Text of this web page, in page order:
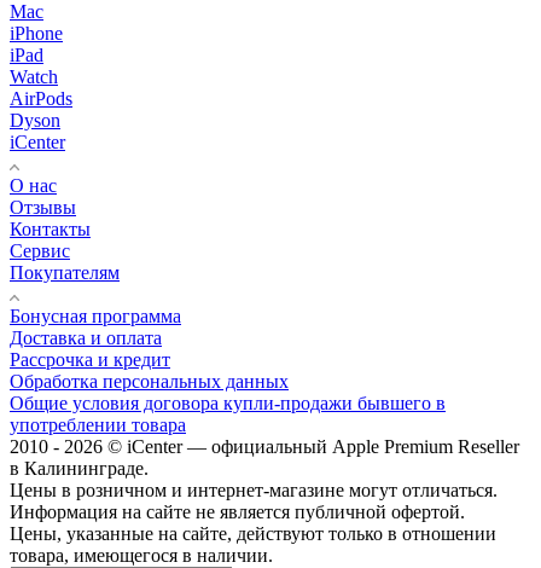
Mac
iPhone
iPad
Watch
AirPods
Dyson
iCenter
О нас
Отзывы
Контакты
Сервис
Покупателям
Бонусная программа
Доставка и оплата
Рассрочка и кредит
Обработка персональных данных
Общие условия договора купли-продажи бывшего в
употреблении товара
2010 - 2026 © iCenter — официальный Apple Premium Reseller
в Калининграде.
Цены в розничном и интернет-магазине могут отличаться.
Информация на сайте не является публичной офертой.
Цены, указанные на сайте, действуют только в отношении
товара, имеющегося в наличии.